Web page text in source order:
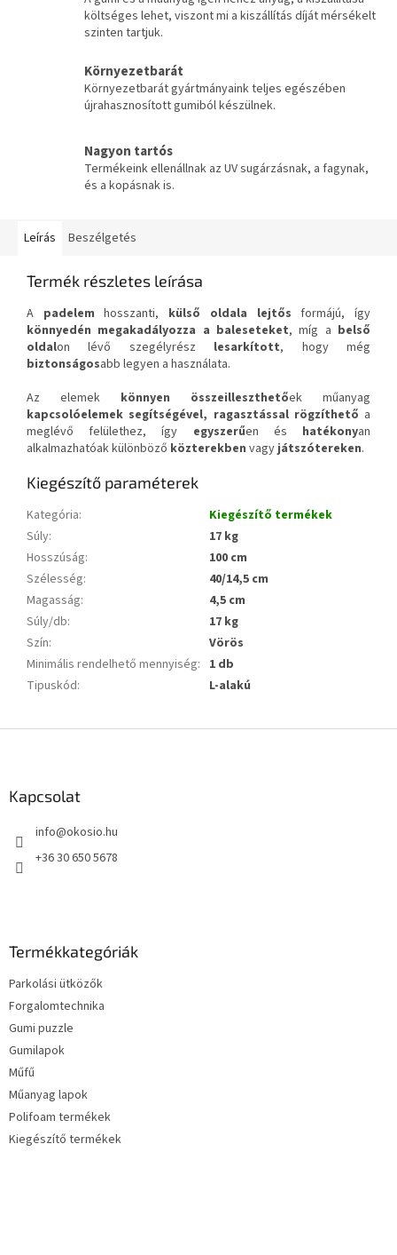
költséges lehet, viszont mi a kiszállítás díját mérsékelt
szinten tartjuk.
Környezetbarát
Környezetbarát gyártmányaink teljes egészében
újrahasznosított gumiból készülnek.
Nagyon tartós
Termékeink ellenállnak az UV sugárzásnak, a fagynak,
és a kopásnak is.
Leírás Beszélgetés
Termék részletes leírása
A padelem hosszanti, külső oldala lejtős formájú, így
könnyedén megakadályozza a baleseteket, míg a belső
oldalon lévő szegélyrész lesarkított, hogy még
biztonságosabb legyen a használata.
Az elemek könnyen összeilleszthetőek műanyag
kapcsolóelemek segítségével, ragasztással rögzíthető a
meglévő felülethez, így egyszerűen és hatékonyan
alkalmazhatóak különböző közterekben vagyjátszótereken.
Kiegészítő paraméterek
Kategória:
Kiegészítő termékek
Súly:
17 kg
Hosszúság:
100 cm
Szélesség:
40/14,5 cm
Magasság:
4,5 cm
Súly/db:
17 kg
Szín:
Vörös
Minimális rendelhető mennyiség: 1 db
Tipuskód: L-alakú
Kapcsolat
info@okosio.hu
+36 30 650 5678
Termékkategóriák
Parkolási ütközők
Forgalomtechnika
Gumi puzzle
Gumilapok
Műfű
Műanyag lapok
Polifoam termékek
Kiegészítő termékek